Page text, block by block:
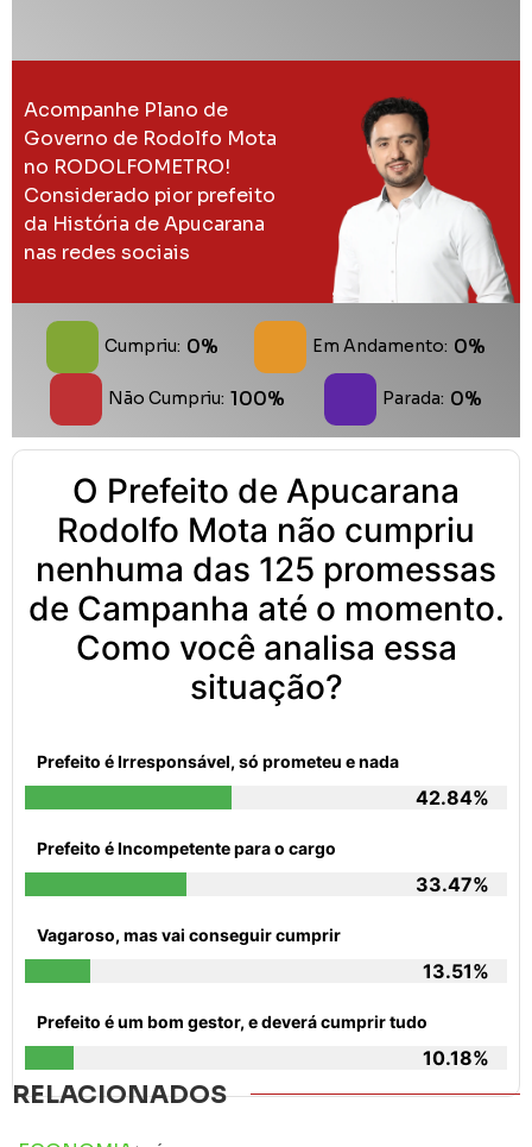
Acompanhe Plano de
Governo de Rodolfo Mota
no RODOLFOMETRO!
Considerado pior prefeito
da História de Apucarana
nas redes sociais
Cumpriu: 0% Em Andamento: 0%
Não Cumpriu: 100% Parada: 0%
O Prefeito de Apucarana
Rodolfo Mota não cumpriu
nenhuma das 125 promessas
de Campanha até o momento.
Como você analisa essa
situação?
Prefeito é Irresponsável, só prometeu e nada
42.84%
Prefeito é Incompetente para o cargo
33.47%
Vagaroso, mas vai conseguir cumprir
13.51%
Prefeito é um bom gestor, e deverá cumprir tudo
10.18%
RELACIONADOS